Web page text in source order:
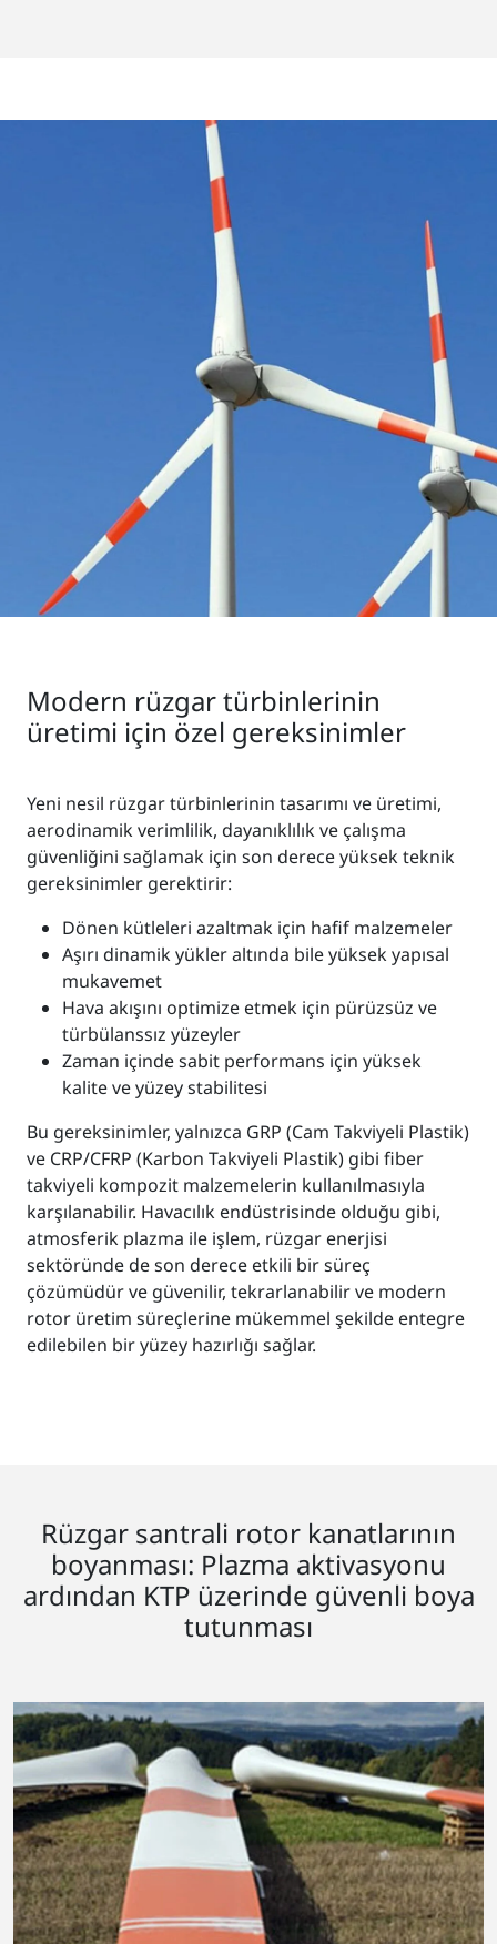
Modern rüzgar türbinlerinin
üretimi için özel gereksinimler
Yeni nesil rüzgar türbinlerinin tasarımı ve üretimi,
aerodinamik verimlilik, dayanıklılık ve çalışma
güvenliğini sağlamak için son derece yüksek teknik
gereksinimler gerektirir:
Dönen kütleleri azaltmak için hafif malzemeler
Aşırı dinamik yükler altında bile yüksek yapısal
mukavemet
Hava akışını optimize etmek için pürüzsüz ve
türbülanssız yüzeyler
Zaman içinde sabit performans için yüksek
kalite ve yüzey stabilitesi
Bu gereksinimler, yalnızca GRP (Cam Takviyeli Plastik)
ve CRP/CFRP (Karbon Takviyeli Plastik) gibi fiber
takviyeli kompozit malzemelerin kullanılmasıyla
karşılanabilir. Havacılık endüstrisinde olduğu gibi,
atmosferik plazma ile işlem, rüzgar enerjisi
sektöründe de son derece etkili bir süreç
çözümüdür ve güvenilir, tekrarlanabilir ve modern
rotor üretim süreçlerine mükemmel şekilde entegre
edilebilen bir yüzey hazırlığı sağlar.
Rüzgar santrali rotor kanatlarının
boyanması: Plazma aktivasyonu
ardından KTP üzerinde güvenli boya
tutunması